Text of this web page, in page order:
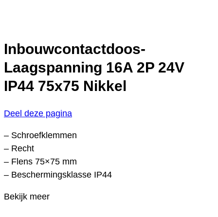
Inbouwcontactdoos-
Laagspanning 16A 2P 24V
IP44 75x75 Nikkel
Deel deze pagina
– Schroefklemmen
– Recht
– Flens 75×75 mm
– Beschermingsklasse IP44
Bekijk meer